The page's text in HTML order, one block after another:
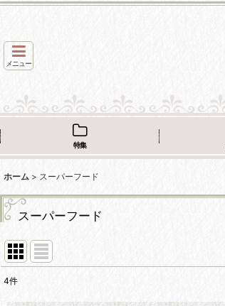
メニュー
特集
ホーム > スーパーフード
スーパーフード
4件